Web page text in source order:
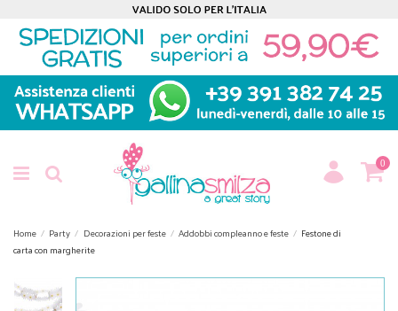
0
Home Party Decorazioni per feste Addobbi compleanno e feste
Festone di
carta con margherite